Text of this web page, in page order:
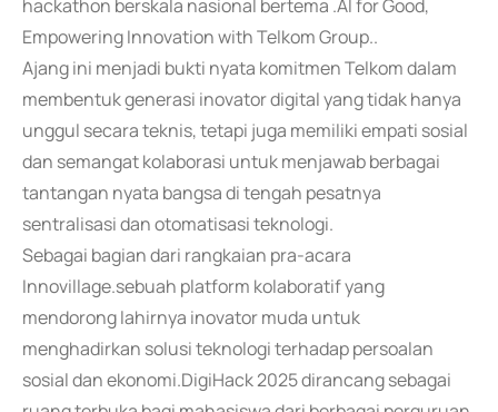
hackathon berskala nasional bertema .AI for Good,
Empowering Innovation with Telkom Group..
Ajang ini menjadi bukti nyata komitmen Telkom dalam
membentuk generasi inovator digital yang tidak hanya
unggul secara teknis, tetapi juga memiliki empati sosial
dan semangat kolaborasi untuk menjawab berbagai
tantangan nyata bangsa di tengah pesatnya
sentralisasi dan otomatisasi teknologi.
Sebagai bagian dari rangkaian pra-acara
Innovillage.sebuah platform kolaboratif yang
mendorong lahirnya inovator muda untuk
menghadirkan solusi teknologi terhadap persoalan
sosial dan ekonomi.DigiHack 2025 dirancang sebagai